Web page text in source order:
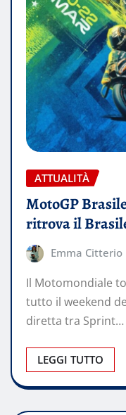
ATTUALITÀ
MotoGP
ritrova il
Emma Citterio
Il Motomondiale
tutto il weekend
diretta tra Sprint…
LEGGI TUTTO